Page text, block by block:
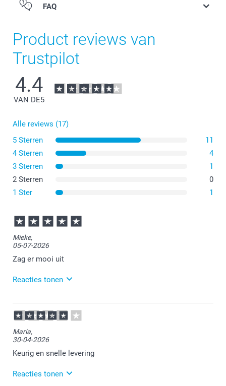
100% katoen
100% polyester
Gemaakt van 100% natuurlijk fairtrade katoen* met de
look en feel van linnen
Grote voorzak
FAQ
Product reviews van
Trustpilot
4.4
VAN DE5
Alle reviews (17)
5 Sterren
11
4 Sterren
4
3 Sterren
1
2 Sterren
0
1 Ster
1
Mieke,
05-07-2026
Zag er mooi uit
Reacties tonen
07-07-2026
14:00
Bedankt voor je review. Wat leuk om te horen dat je
bent. Heel veel plezier ervan!
Maria,
30-04-2026
Keurig en snelle levering
Reacties tonen